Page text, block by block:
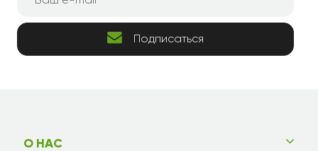
Подписаться
О НАС